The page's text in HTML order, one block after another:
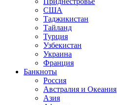
США
Таджикистан
Тайланд
Турция
Узбекистан
Украина
Франция
Банкноты
Россия
Австралия и Океания
Азия